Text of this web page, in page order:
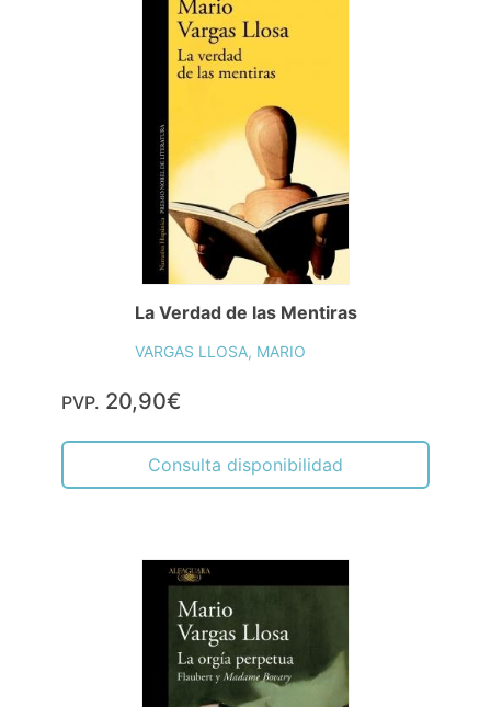
La Verdad de las Mentiras
VARGAS LLOSA, MARIO
PVP. 20,90€
Consulta disponibilidad